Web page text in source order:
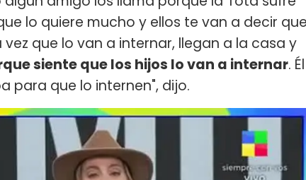
lo quiere mucho y ellos te van a decir
que lo van a internar, llegan a la casa y
siente que los hijos lo van a internar. Él
para que lo internen", dijo.